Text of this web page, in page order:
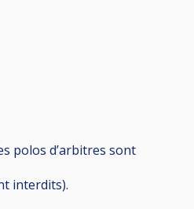
polos d’arbitres sont
interdits).